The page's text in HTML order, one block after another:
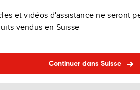
favoris sur une nouvelle carte,
sur une nouvelle carte ?
et vidéos d'assistance ne seront
vendus en Suisse
Continuer dans Suisse